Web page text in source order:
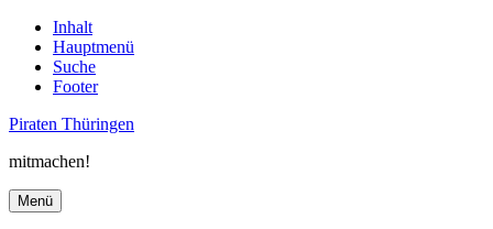
Inhalt
Hauptmenü
Suche
Footer
Piraten Thüringen
mitmachen!
Menü